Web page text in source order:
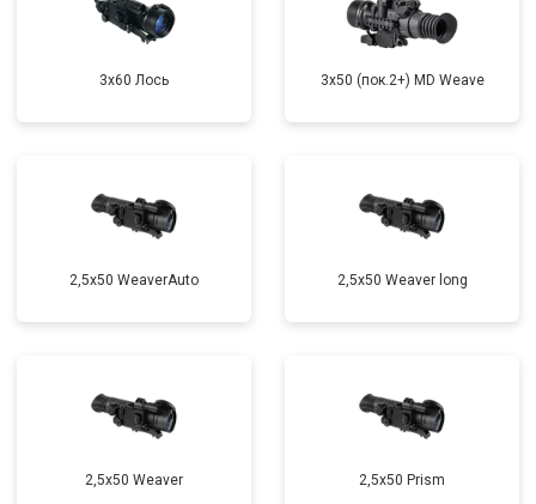
3x60 Лось 3x50 (пок.2+) MD Weave
2,5x50 WeaverAuto 2,5x50 Weaver long
2,5x50 Weaver 2,5x50 Prism